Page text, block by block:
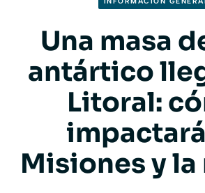
Una masa
antártico
Litoral:
Misiones y